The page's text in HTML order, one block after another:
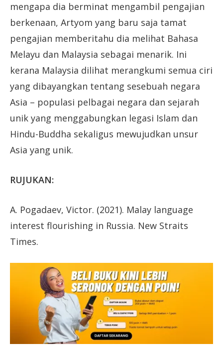
mengapa dia berminat mengambil pengajian
berkenaan, Artyom yang baru saja tamat
pengajian memberitahu dia melihat Bahasa
Melayu dan Malaysia sebagai menarik. Ini
kerana Malaysia dilihat merangkumi semua ciri
yang dibayangkan tentang sesebuah negara
Asia – populasi pelbagai negara dan sejarah
unik yang menggabungkan legasi Islam dan
Hindu-Buddha sekaligus mewujudkan unsur
Asia yang unik.
RUJUKAN:
A. Pogadaev, Victor. (2021). Malay language
interest flourishing in Russia. New Straits
Times.